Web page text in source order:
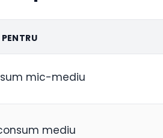
mic-mediu
mediu